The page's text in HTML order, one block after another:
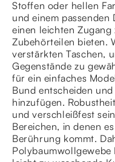
Stoffen oder hellen
und einem passenden
einen leichten
Zubehörteilen bieten.
verstärkten Taschen,
Gegenstände zu
für ein einfaches
Bund entscheiden
hinzufügen.
und verschleißfest
Bereichen, in denen
Berührung kommt.